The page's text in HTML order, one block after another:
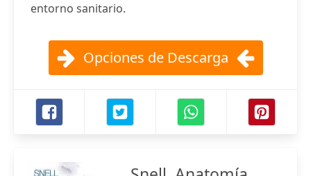
entorno sanitario.
Opciones de Descarga